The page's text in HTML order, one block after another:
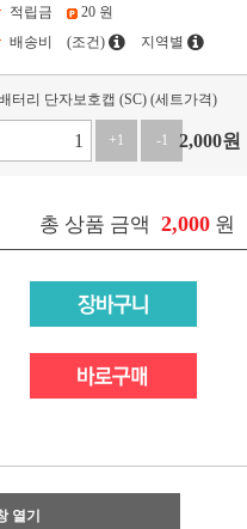
적립금
20 원
배송비
(조건) 지역별
터리 단자보호캡 (SC) (세트가격)
+1 -1 2,000원
총 상품 금액 2,000 원
열기